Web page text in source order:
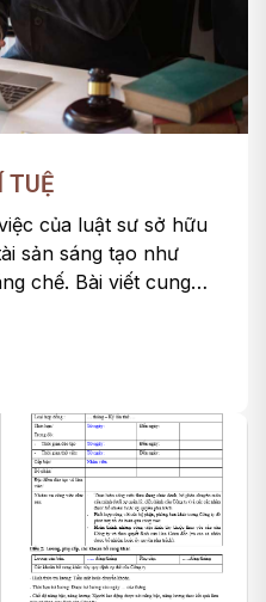
TUỆ
của luật sư sở hữu
sản sáng tạo như
chế. Bài viết cung
lý các tranh chấp sở